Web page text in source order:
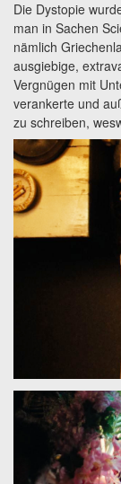
Die Dystopie
man in Sachen
nämlich
ausgiebige,
Vergnügen mit
verankerte und
zu schreiben,